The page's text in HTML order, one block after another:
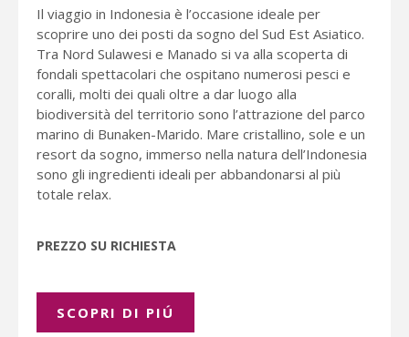
Il viaggio in Indonesia è l’occasione ideale per
scoprire uno dei posti da sogno del Sud Est Asiatico.
Tra Nord Sulawesi e Manado si va alla scoperta di
fondali spettacolari che ospitano numerosi pesci e
coralli, molti dei quali oltre a dar luogo alla
biodiversità del territorio sono l’attrazione del parco
marino di Bunaken-Marido. Mare cristallino, sole e un
resort da sogno, immerso nella natura dell’Indonesia
sono gli ingredienti ideali per abbandonarsi al più
totale relax.
PREZZO SU RICHIESTA
SCOPRI DI PIÚ